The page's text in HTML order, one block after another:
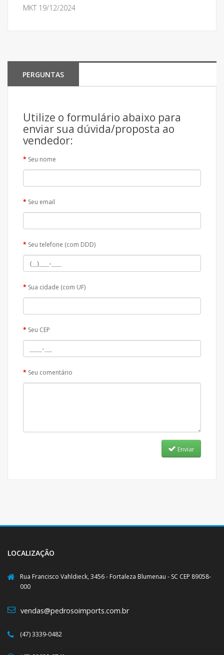
MKT 19/12/2024
PERGUNTAS
Utilize o formulário abaixo para
enviar sua dúvida/proposta ao
vendedor:
Seu nome
Seu email
Seu telefone (com DDD)
Sua cidade (com UF)
Seu CEP
Seu comentário
Enviar
LOCALIZAÇÃO
Rua Francisco Vahldieck, 3456 - Fortaleza Blumenau - SC CEP 89058-
000
vendas@pedrosoimports.com.br
(47) 3339-0482